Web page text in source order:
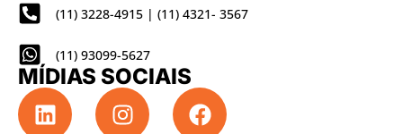
(11) 3228-4915 | (11) 4321- 3567
(11) 93099-5627
MÍDIAS SOCIAIS